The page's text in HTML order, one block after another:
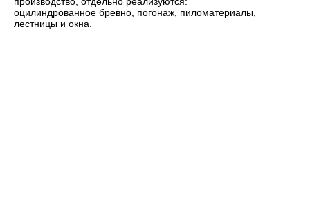
оцилиндрованное бревно, погонаж, пиломатериалы,
лестницы и окна.